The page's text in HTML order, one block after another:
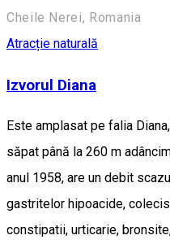
Cheile Nerei, Romania
Atracție naturală
Izvorul Diana
Este amplasat pe falia
săpat până la 260 m
anul 1958, are un debit
gastritelor hipoacide,
constipatii, urticarie,